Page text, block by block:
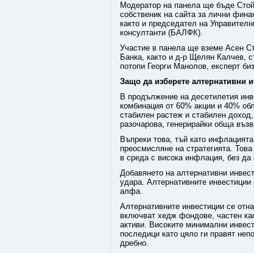
Модератор на панела ще бъде
собственик на сайта за лични
както и председател на
консултанти (БАЛФК).
Участие в панела ще вземе Асен
Банка, както и д-р Щелян Калчев,
потопи Георги Манолов, експерт
Защо да изберете алтернативни
В продължение на десетилетия
комбинация от 60% акции и 40%
стабилен растеж и стабилен
разочарова, генерирайки обща
Въпреки това, тъй като
преосмисляне на стратегията.
в среда с висока инфлация, без да
Добавянето на алтернативни
удара. Алтернативните
алфа.
Алтернативните инвестиции се
включват хедж фондове, частен
активи. Високите минимални
последици като цяло ги правят
дребно.